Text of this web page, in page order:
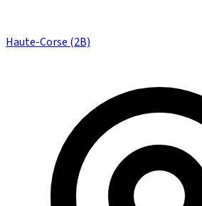
Haute-Corse (2B)